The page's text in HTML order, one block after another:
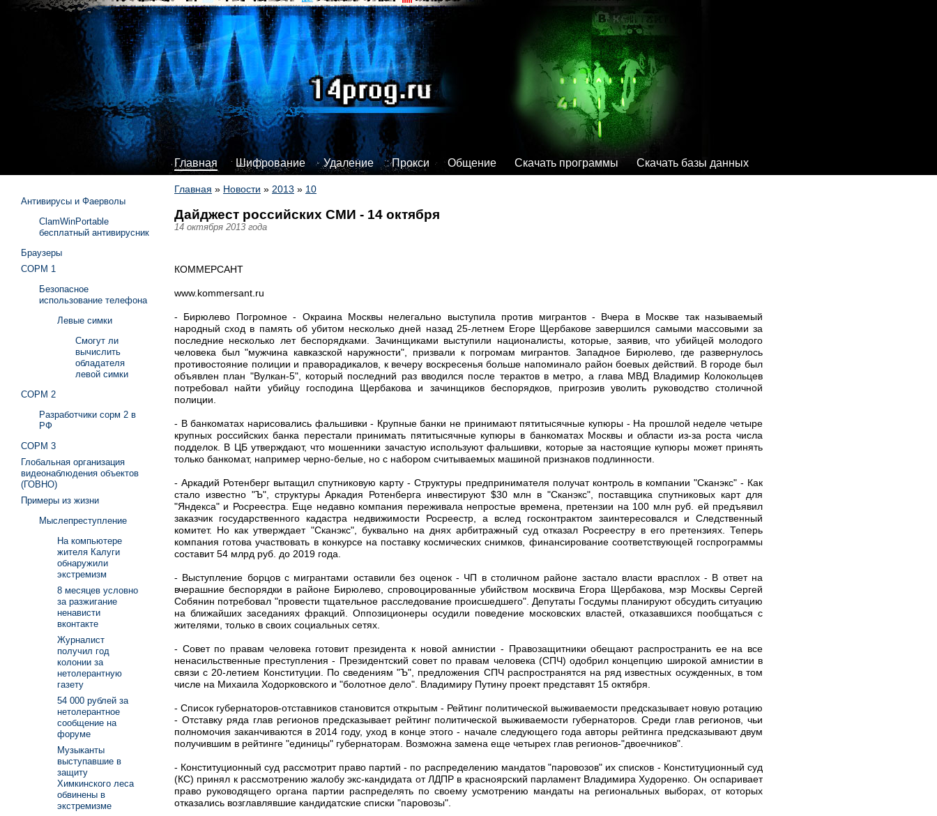
Главная Шифрование Удаление Прокси Общение Скачать программы Скачать базы данных
Главная » Новости » 2013 » 10
Дайджест российских СМИ - 14 октября
14 октября 2013 года
КОММЕРСАНТ
www.kommersant.ru
- Бирюлево Погромное - Окраина Москвы нелегально выступила против мигрантов - Вчера в Москве так называемый
народный сход в память об убитом несколько дней назад 25-летнем Егоре Щербакове завершился самыми массовыми за
последние несколько лет беспорядками. Зачинщиками выступили националисты, которые, заявив, что убийцей молодого
человека был "мужчина кавказской наружности", призвали к погромам мигрантов. Западное Бирюлево, где развернулось
противостояние полиции и праворадикалов, к вечеру воскресенья больше напоминало район боевых действий. В городе был
объявлен план "Вулкан-5", который последний раз вводился после терактов в метро, а глава МВД Владимир Колокольцев
потребовал найти убийцу господина Щербакова и зачинщиков беспорядков, пригрозив уволить руководство столичной
полиции.
- В банкоматах нарисовались фальшивки - Крупные банки не принимают пятитысячные купюры - На прошлой неделе четыре
крупных российских банка перестали принимать пятитысячные купюры в банкоматах Москвы и области из-за роста числа
подделок. В ЦБ утверждают, что мошенники зачастую используют фальшивки, которые за настоящие купюры может принять
только банкомат, например черно-белые, но с набором считываемых машиной признаков подлинности.
- Аркадий Ротенберг вытащил спутниковую карту - Структуры предпринимателя получат контроль в компании "Сканэкс" - Как
стало известно "Ъ", структуры Аркадия Ротенберга инвестируют $30 млн в "Сканэкс", поставщика спутниковых карт для
"Яндекса" и Росреестра. Еще недавно компания переживала непростые времена, претензии на 100 млн руб. ей предъявил
заказчик государственного кадастра недвижимости Росреестр, а вслед госконтрактом заинтересовался и Следственный
комитет. Но как утверждает "Сканэкс", буквально на днях арбитражный суд отказал Росреестру в его претензиях. Теперь
компания готова участвовать в конкурсе на поставку космических снимков, финансирование соответствующей госпрограммы
составит 54 млрд руб. до 2019 года.
- Выступление борцов с мигрантами оставили без оценок - ЧП в столичном районе застало власти врасплох - В ответ на
вчерашние беспорядки в районе Бирюлево, спровоцированные убийством москвича Егора Щербакова, мэр Москвы Сергей
Собянин потребовал "провести тщательное расследование происшедшего". Депутаты Госдумы планируют обсудить ситуацию
на ближайших заседаниях фракций. Оппозиционеры осудили поведение московских властей, отказавшихся пообщаться с
жителями, только в своих социальных сетях.
- Совет по правам человека готовит президента к новой амнистии - Правозащитники обещают распространить ее на все
ненасильственные преступления - Президентский совет по правам человека (СПЧ) одобрил концепцию широкой амнистии в
связи с 20-летием Конституции. По сведениям "Ъ", предложения СПЧ распространятся на ряд известных осужденных, в том
числе на Михаила Ходорковского и "болотное дело". Владимиру Путину проект представят 15 октября.
- Список губернаторов-отставников становится открытым - Рейтинг политической выживаемости предсказывает новую ротацию
- Отставку ряда глав регионов предсказывает рейтинг политической выживаемости губернаторов. Среди глав регионов, чьи
полномочия заканчиваются в 2014 году, уход в конце этого - начале следующего года авторы рейтинга предсказывают двум
получившим в рейтинге "единицы" губернаторам. Возможна замена еще четырех глав регионов-"двоечников".
- Конституционный суд рассмотрит право партий - по распределению мандатов "паровозов" их списков - Конституционный суд
(КС) принял к рассмотрению жалобу экс-кандидата от ЛДПР в красноярский парламент Владимира Худоренко. Он оспаривает
право руководящего органа партии распределять по своему усмотрению мандаты на региональных выборах, от которых
отказались возглавлявшие кандидатские списки "паровозы".
Антивирусы и Фаерволы
ClamWinPortable
бесплатный антивирусник
Браузеры
СОРМ 1
Безопасное
использование телефона
Левые симки
Смогут ли
вычислить
обладателя
левой симки
СОРМ 2
Разработчики сорм 2 в
РФ
СОРМ 3
Глобальная организация
видеонаблюдения объектов
(ГОВНО)
Примеры из жизни
Мыслепреступление
На компьютере
жителя Калуги
обнаружили
экстремизм
8 месяцев условно
за разжигание
ненависти
вконтакте
Журналист
получил год
колонии за
нетолерантную
газету
54 000 рублей за
нетолерантное
сообщение на
форуме
Музыканты
выступавшие в
защиту
Химкинского леса
обвинены в
экстремизме